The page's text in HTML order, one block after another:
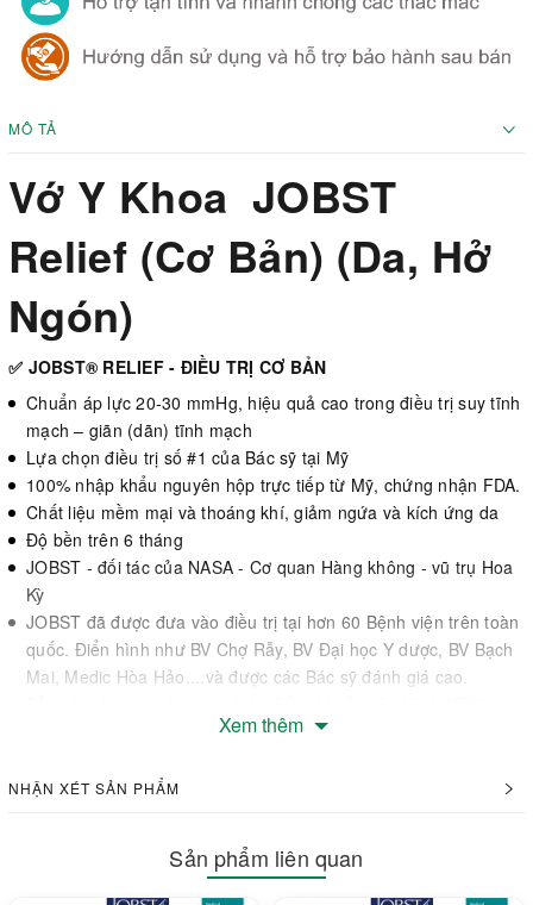
MÔ TẢ
Vớ Y Khoa JOBST
Relief (Cơ Bản) (Da, Hở
Ngón)
✅ JOBST® RELIEF - ĐIỀU TRỊ CƠ BẢN
Chuẩn áp lực 20-30 mmHg, hiệu quả cao trong điều trị suy tĩnh
mạch – giãn (dãn) tĩnh mạch
Lựa chọn điều trị số #1 của Bác sỹ tại Mỹ
100% nhập khẩu nguyên hộp trực tiếp từ Mỹ, chứng nhận FDA.
Chất liệu mềm mại và thoáng khí, giảm ngứa và kích ứng da
Độ bền trên 6 tháng
JOBST - đối tác của NASA - Cơ quan Hàng không - vũ trụ Hoa
Kỳ
JOBST đã được đưa vào điều trị tại hơn 60 Bệnh viện trên toàn
quốc. Điển hình như BV Chợ Rẫy, BV Đại học Y dược, BV Bạch
Mai, Medic Hòa Hảo....và được các Bác sỹ đánh giá cao.
mỏi chân, giãn (dãn) tĩnh mạch trung bình tới nặng, giãn (dãn)
Chỉ định khác: Suy tĩnh mạch mãn tính, sau phẫu thuật tĩnh
mạch, sau điều trị xơ hóa, khuynh hướng phù trung bình, viêm
Xem thêm
NHẬN XÉT SẢN PHẨM
Sản phẩm liên quan